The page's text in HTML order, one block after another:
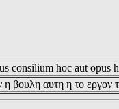
consilium hoc aut opus
βουλη αυτη η το εργον